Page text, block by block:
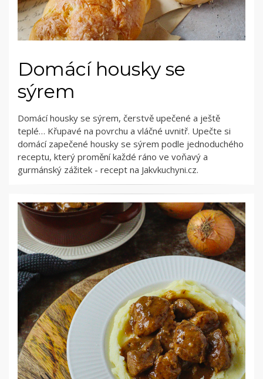
Domácí housky se
sýrem
Domácí housky se sýrem, čerstvě upečené a ještě
teplé… Křupavé na povrchu a vláčné uvnitř. Upečte si
domácí zapečené housky se sýrem podle jednoduchého
receptu, který promění každé ráno ve voňavý a
gurmánský zážitek - recept na Jakvkuchyni.cz.